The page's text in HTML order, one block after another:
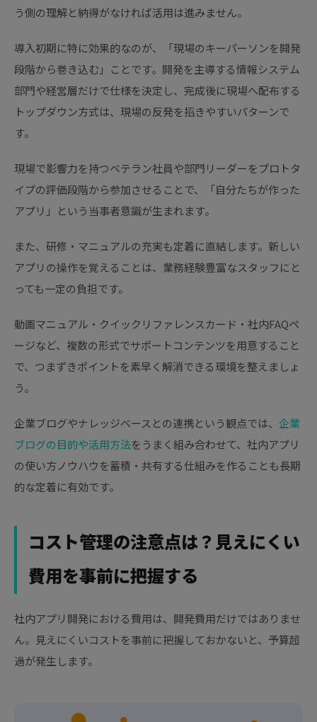
う側の理解と納得がなければ活用は進みません。
導入初期に特に効果的なのが、「現場のキーパーソンを開発
段階から巻き込む」ことです。開発を主導する情報システム
部門や経営層だけで仕様を決定し、完成後に現場へ配布する
トップダウン方式は、現場の反発を招きやすいパターンで
す。
現場で影響力を持つベテラン社員や部門リーダーをプロトタ
イプの評価段階から参加させることで、「自分たちが作った
アプリ」という当事者意識が生まれます。
また、研修・マニュアルの充実も定着に直結します。新しい
アプリの操作を覚えることは、業務経験豊富なスタッフにと
っても一定の負担です。
動画マニュアル・クイックリファレンスカード・社内FAQペ
ージなど、複数の形式でサポートコンテンツを用意すること
で、つまずきポイントを素早く解消できる環境を整えましょ
う。
企業ブログやナレッジベースとの連携という観点では、 企業
ブログの目的や活用方法をうまく組み合わせて、社内アプリ
の使い方ノウハウを蓄積・共有する仕組みを作ることも長期
的な定着に有効です。
コスト管理の注意点は？見えにくい
費用を事前に把握する
社内アプリ開発における費用は、開発費用だけではありませ
ん。見えにくいコストを事前に把握しておかないと、予算超
過が発生します。